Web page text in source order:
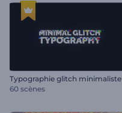
Typographie glitch minimaliste
60 scènes